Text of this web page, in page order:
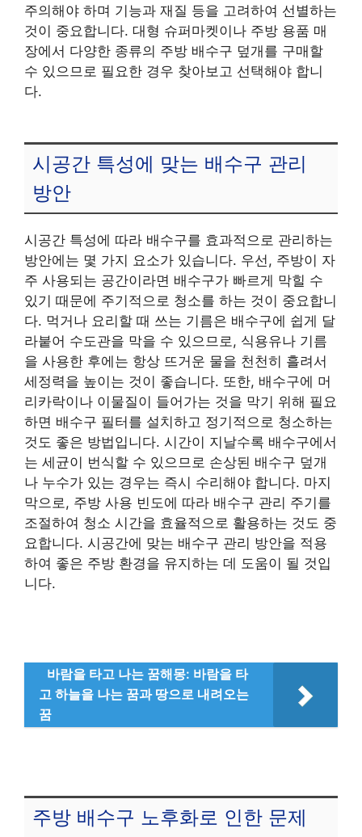
주의해야 하며 기능과 재질 등을 고려하여 선별하는
것이 중요합니다. 대형 슈퍼마켓이나 주방 용품 매
장에서 다양한 종류의 주방 배수구 덮개를 구매할
수 있으므로 필요한 경우 찾아보고 선택해야 합니
다.
시공간 특성에 맞는 배수구 관리
방안
시공간 특성에 따라 배수구를 효과적으로 관리하는
방안에는 몇 가지 요소가 있습니다. 우선, 주방이 자
주 사용되는 공간이라면 배수구가 빠르게 막힐 수
있기 때문에 주기적으로 청소를 하는 것이 중요합니
다. 먹거나 요리할 때 쓰는 기름은 배수구에 쉽게 달
라붙어 수도관을 막을 수 있으므로, 식용유나 기름
을 사용한 후에는 항상 뜨거운 물을 천천히 흘려서
세정력을 높이는 것이 좋습니다. 또한, 배수구에 머
리카락이나 이물질이 들어가는 것을 막기 위해 필요
하면 배수구 필터를 설치하고 정기적으로 청소하는
것도 좋은 방법입니다. 시간이 지날수록 배수구에서
는 세균이 번식할 수 있으므로 손상된 배수구 덮개
나 누수가 있는 경우는 즉시 수리해야 합니다. 마지
막으로, 주방 사용 빈도에 따라 배수구 관리 주기를
조절하여 청소 시간을 효율적으로 활용하는 것도 중
요합니다. 시공간에 맞는 배수구 관리 방안을 적용
하여 좋은 주방 환경을 유지하는 데 도움이 될 것입
니다.
바람을 타고 나는 꿈해몽: 바람을 타
고 하늘을 나는 꿈과 땅으로 내려오는
꿈
주방 배수구 노후화로 인한 문제